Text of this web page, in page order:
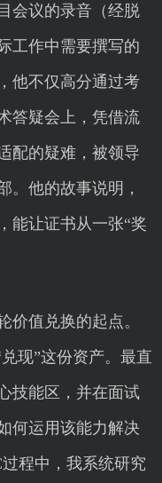
会议的录音（经脱
工作中需要撰写的
他不仅高分通过考
答疑会上，凭借流
配的疑难，被领导
。他的故事说明，
能让证书从一张“奖
价值兑换的起点。
现”这份资产。最直
技能区，并在面试
何运用该能力解决
程中，我系统研究